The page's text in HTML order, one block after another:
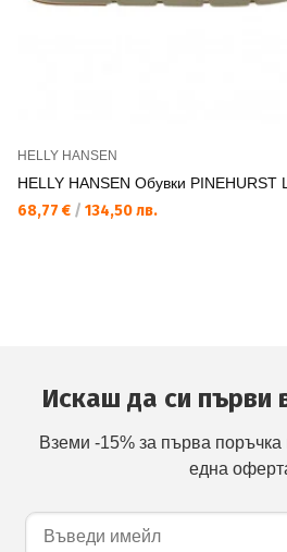
HELLY HANSEN
HELLY HANSEN Обувки PINEHURST
68,77 € / 134,50 лв.
Искаш да си първи
Вземи -15% за първа поръчка
една